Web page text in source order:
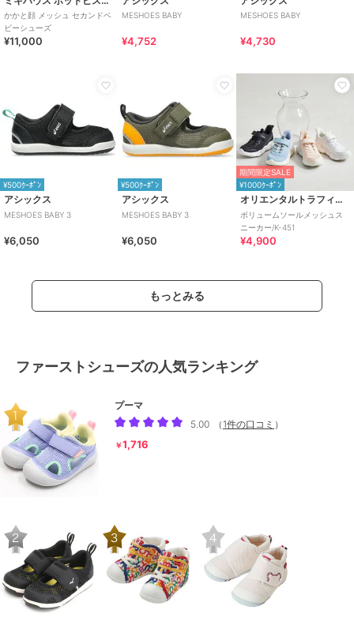
かかと顔 メッシュ セカンドベ
ビーシューズ
¥11,000
MESHOES BABY
¥4,752
MESHOES BABY
¥4,730
¥500ｸｰﾎﾟﾝ
アシックス
MESHOES BABY 3
¥6,050
¥500ｸｰﾎﾟﾝ
アシックス
MESHOES BABY 3
¥6,050
期間限定SALE
¥1000ｸｰﾎﾟﾝ
オリエンタルトラフィック
ボリュームソールメッシュス
ニーカー/K-451
¥4,900
もっとみる
ファーストシューズの人気ランキング
プーマ
5.00
（ 1件の口コミ ）
￥1,716